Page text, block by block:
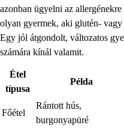
azonban ügyelni az
olyan gyermek, aki glutén- vagy
Egy jól átgondolt, változatos
számára kínál valamit.
Étel
típusa
Példa
Főétel
Rántott hús,
burgonyapüré